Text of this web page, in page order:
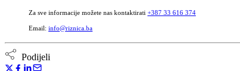
Za sve informacije možete nas kontaktirati +387 33 616 374
Email: info@riznica.ba
Podijeli